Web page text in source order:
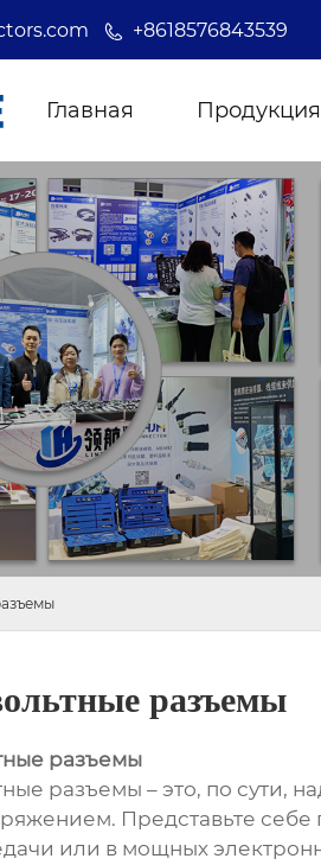
+8618576843539
Главная Продукция
разъемы
разъемы
разъемы – это, по сути,
Представьте себе
или в мощных